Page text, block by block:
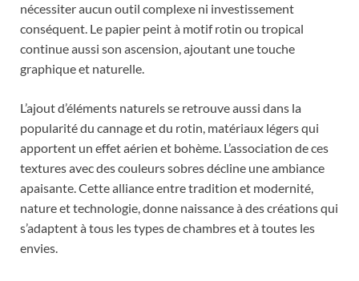
nécessiter aucun outil complexe ni investissement
conséquent. Le papier peint à motif rotin ou tropical
continue aussi son ascension, ajoutant une touche
graphique et naturelle.
L’ajout d’éléments naturels se retrouve aussi dans la
popularité du cannage et du rotin, matériaux légers qui
apportent un effet aérien et bohème. L’association de ces
textures avec des couleurs sobres décline une ambiance
apaisante. Cette alliance entre tradition et modernité,
nature et technologie, donne naissance à des créations qui
s’adaptent à tous les types de chambres et à toutes les
envies.